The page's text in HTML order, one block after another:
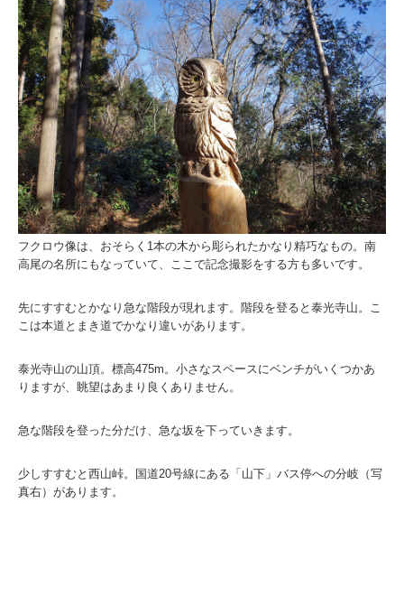
フクロウ像は、おそらく1本の木から彫られたかなり精巧なもの。南
高尾の名所にもなっていて、ここで記念撮影をする方も多いです。
先にすすむとかなり急な階段が現れます。階段を登ると泰光寺山。こ
こは本道とまき道でかなり違いがあります。
泰光寺山の山頂。標高475m。小さなスペースにベンチがいくつかあ
りますが、眺望はあまり良くありません。
急な階段を登った分だけ、急な坂を下っていきます。
少しすすむと西山峠。国道20号線にある「山下」バス停への分岐（写
真右）があります。